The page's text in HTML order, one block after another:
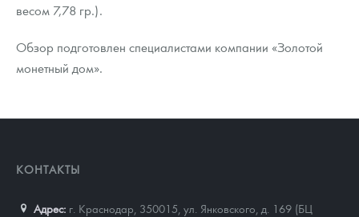
весом 7,78 гр.).
Обзор подготовлен специалистами компании «Золотой
монетный дом».
КОНТАКТЫ
Адрес: г. Краснодар, 350015 ул. Янковского, д. 169 (БЦ